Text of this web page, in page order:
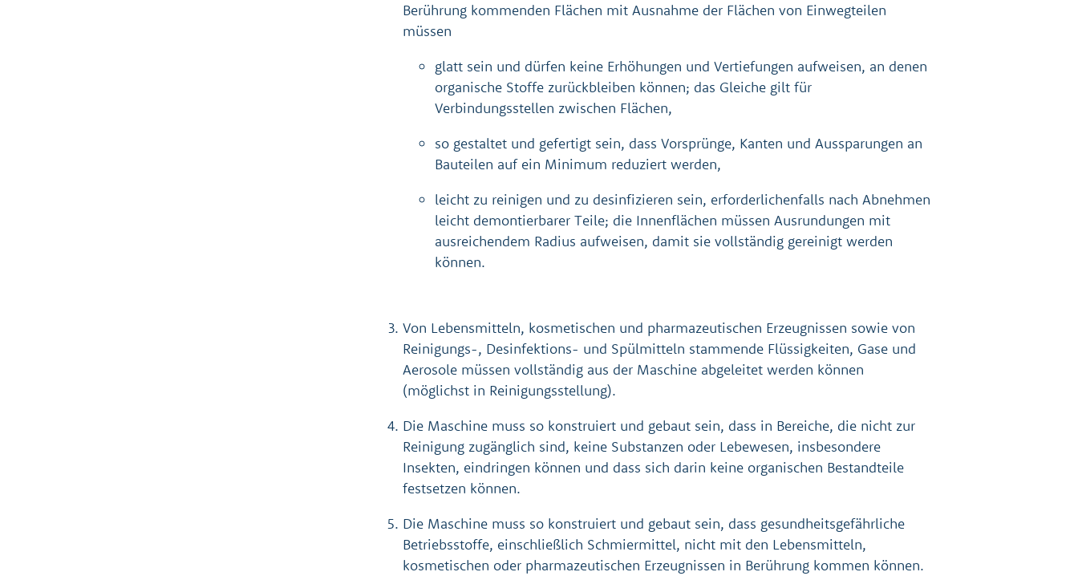
Berührung kommenden Flächen mit Ausnahme der Flächen von Einwegteilen
müssen
glatt sein und dürfen keine Erhöhungen und Vertiefungen aufweisen, an denen
organische Stoffe zurückbleiben können; das Gleiche gilt für
Verbindungsstellen zwischen Flächen,
so gestaltet und gefertigt sein, dass Vorsprünge, Kanten und Aussparungen an
Bauteilen auf ein Minimum reduziert werden,
leicht zu reinigen und zu desinfizieren sein, erforderlichenfalls nach Abnehmen
leicht demontierbarer Teile; die Innenflächen müssen Ausrundungen mit
ausreichendem Radius aufweisen, damit sie vollständig gereinigt werden
können.
Von Lebensmitteln, kosmetischen und pharmazeutischen Erzeugnissen sowie von
Reinigungs-, Desinfektions- und Spülmitteln stammende Flüssigkeiten, Gase und
Aerosole müssen vollständig aus der Maschine abgeleitet werden können
(möglichst in Reinigungsstellung).
Die Maschine muss so konstruiert und gebaut sein, dass in Bereiche, die nicht zur
Reinigung zugänglich sind, keine Substanzen oder Lebewesen, insbesondere
Insekten, eindringen können und dass sich darin keine organischen Bestandteile
festsetzen können.
Die Maschine muss so konstruiert und gebaut sein, dass gesundheitsgefährliche
Betriebsstoffe, einschließlich Schmiermittel, nicht mit den Lebensmitteln,
kosmetischen oder pharmazeutischen Erzeugnissen in Berührung kommen können.